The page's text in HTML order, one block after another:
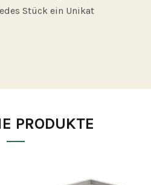
Stück ein Unikat
PRODUKTE